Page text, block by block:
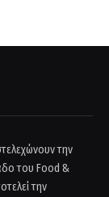
την
του Food &
την